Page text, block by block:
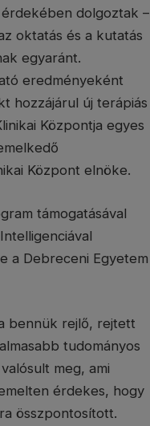
dolgoztak –
oktatás és a kutatás
egyaránt.
eredményeként
hozzájárul új terápiás
Központja egyes
Központ elnöke.
támogatásával
a Debreceni Egyetem
bennük rejlő, rejtett
tudományos
meg, ami
érdekes, hogy
összpontosított.